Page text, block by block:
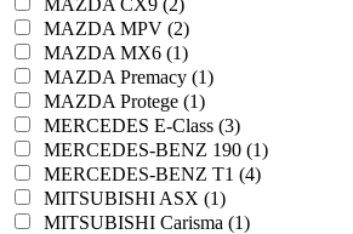
MAZDA CX9 (2)
MAZDA MPV (2)
MAZDA MX6 (1)
MAZDA Premacy (1)
MAZDA Protege (1)
MERCEDES E-Class (3)
MERCEDES-BENZ 190 (1)
MERCEDES-BENZ T1 (4)
MITSUBISHI ASX (1)
MITSUBISHI Carisma (1)